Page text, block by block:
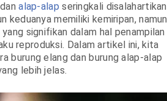
danalap-alap seringkali disalahartikan
keduanya memiliki kemiripan, namun
signifikan dalam hal penampilan
reproduksi. Dalam artikel ini, kita
burung elang dan burung alap-alap
lebih jelas.